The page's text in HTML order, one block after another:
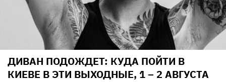
ДИВАН ПОДОЖДЕТ: КУДА ПОЙТИ В
КИЕВЕ В ЭТИ ВЫХОДНЫЕ, 1 – 2 АВГУСТА